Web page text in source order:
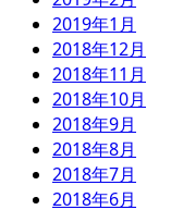
2019年1月
2018年12月
2018年11月
2018年10月
2018年9月
2018年8月
2018年7月
2018年6月